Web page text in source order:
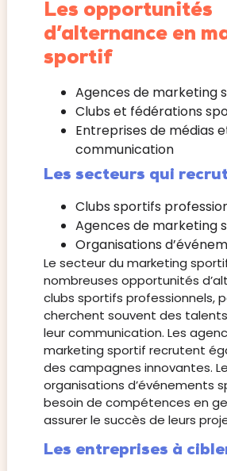
Les opportunités
d’alternance en
sportif
Agences de marketing
Clubs et fédérations
Entreprises de médias
communication
Les secteurs qui
Clubs sportifs
Agences de marketing
Organisations
Le secteur du marketing
nombreuses opportunités
clubs sportifs professionnels,
cherchent souvent des
leur communication. Les
marketing sportif recrutent
des campagnes innovantes.
organisations d’événements
besoin de compétences en
assurer le succès de leurs
Les entreprises à